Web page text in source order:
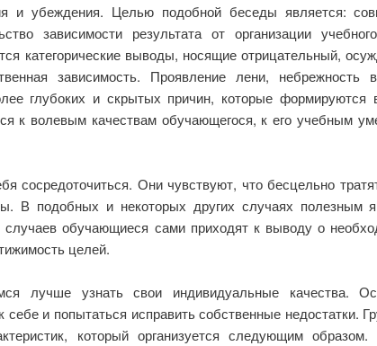
убеждения. Целью подобной беседы является:
зависимости результата от организации
категорические выводы, носящие отрицательный,
зависимость. Проявление лени, небрежность
глубоких и скрытых причин, которые формируются
к волевым качествам обучающегося, к его учебным
сосредоточиться. Они чувствуют, что бесцельно
В подобных и некоторых других случаях полезным
обучающиеся сами приходят к выводу о
целей.
узнать свои индивидуальные качества.
и попытаться исправить собственные недостатки.
который организуется следующим